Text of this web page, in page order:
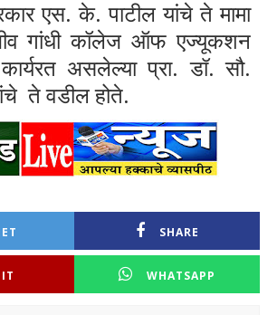
एस. के. पाटील यांचे ते मामा
गांधी कॉलेज ऑफ एज्यूकशन
असलेल्या प्रा. डॉ. सौ.
ते वडील होते.
SHARE
WHATSAPP